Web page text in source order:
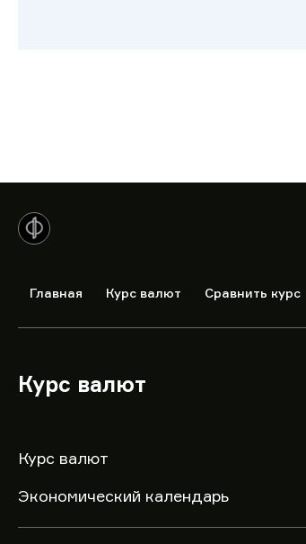
Главная Курс валют Сравнить курс
Курс валют
Курс валют
Экономический календарь